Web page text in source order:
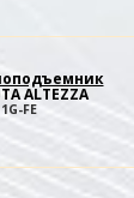
ALTEZZA
FE